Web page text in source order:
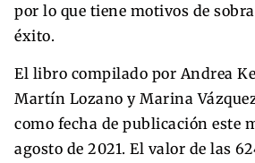
por lo que tiene motivos de
éxito.
El libro compilado por Andrea
Martín Lozano y Marina
como fecha de publicación este
agosto de 2021. El valor de las